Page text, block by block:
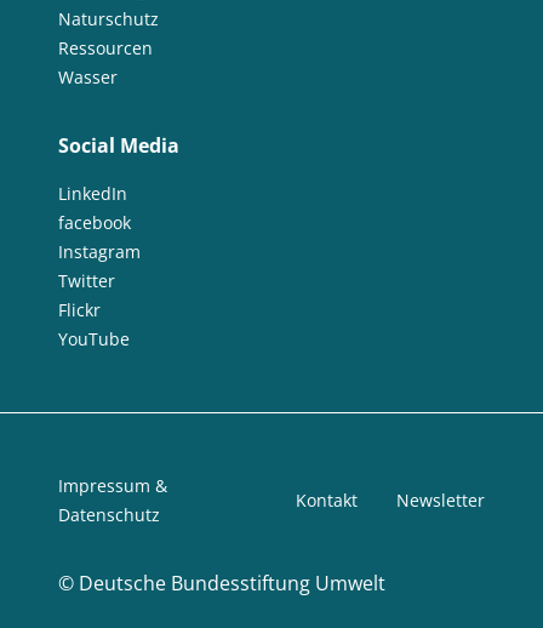
Naturschutz
Ressourcen
Wasser
Social Media
LinkedIn
facebook
Instagram
Twitter
Flickr
YouTube
© Deutsche Bundesstiftung Umwelt
Impressum &
Datenschutz
Kontakt Newsletter